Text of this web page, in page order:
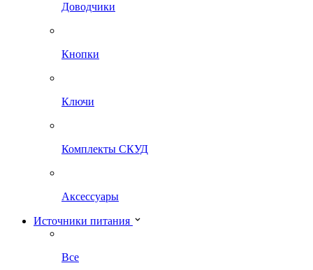
Доводчики
Кнопки
Ключи
Комплекты СКУД
Аксессуары
Источники питания
Все